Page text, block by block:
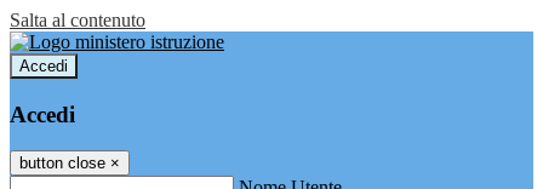
Salta al contenuto
Accedi
Accedi
button close ×